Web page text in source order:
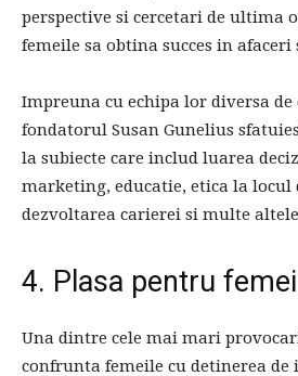
perspective si cercetari de ultima
femeile sa obtina succes in
Impreuna cu echipa lor diversa
fondatorul Susan Gunelius
la subiecte care includ luarea
marketing, educatie, etica la locul
dezvoltarea carierei si multe
4. Plasa pentru femei
Una dintre cele mai mari
confrunta femeile cu detinerea